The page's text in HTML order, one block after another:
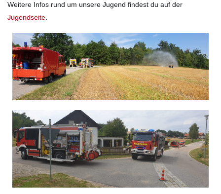
Weitere Infos rund um unsere Jugend findest du auf der
Jugendseite